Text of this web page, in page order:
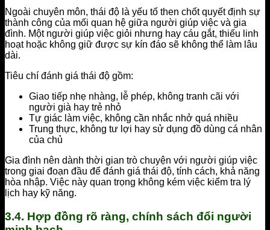
Ngoài chuyên môn, thái độ là yếu tố then chốt quyết định sự
thành công của mối quan hệ giữa người giúp việc và gia
đình. Một người giúp việc giỏi nhưng hay cáu gắt, thiếu linh
hoạt hoặc không giữ được sự kín đáo sẽ không thể làm lâu
dài.
Tiêu chí đánh giá thái độ gồm:
Giao tiếp nhẹ nhàng, lễ phép, không tranh cãi với
người già hay trẻ nhỏ
Tự giác làm việc, không cần nhắc nhở quá nhiều
Trung thực, không tư lợi hay sử dụng đồ dùng cá nhân
của chủ
Gia đình nên dành thời gian trò chuyện với người giúp việc
trong giai đoạn đầu để đánh giá thái độ, tính cách, khả năng
hòa nhập. Việc này quan trọng không kém việc kiểm tra lý
lịch hay kỹ năng.
3.4. Hợp đồng rõ ràng, chính sách đổi người